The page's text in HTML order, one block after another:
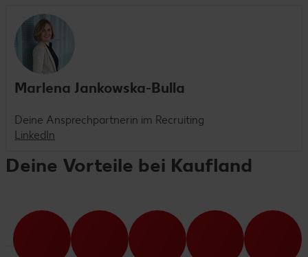
Marlena Jankowska-Bulla
Deine Ansprechpartnerin im Recruiting
LinkedIn
Deine Vorteile bei Kaufland